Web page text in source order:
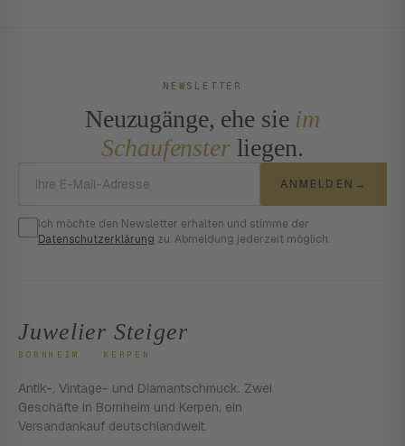
NEWSLETTER
Neuzugänge, ehe sie im
Schaufensterliegen.
ANMELDEN →
Ich möchte den Newsletter erhalten und stimme der
Datenschutzerklärung zu. Abmeldung jederzeit möglich.
Juwelier Steiger
BORNHEIM · KERPEN
Antik-, Vintage- und Diamantschmuck. Zwei
Geschäfte in Bornheim und Kerpen, ein
Versandankauf deutschlandweit.